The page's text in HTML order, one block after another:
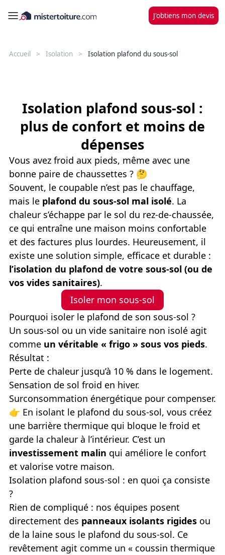
J'obtiens mon devis
Accueil Isolation Isolation plafond du sous-sol
Isolation plafond sous-sol :
plus de confort et moins de
dépenses
Vous avez froid aux pieds, même avec une
bonne paire de chaussettes ? 🤔
Souvent, le coupable n’est pas le chauffage,
mais le plafond du sous-sol mal isolé. La
chaleur s’échappe par le sol du rez-de-chaussée,
ce qui entraîne une maison moins confortable
et des factures plus lourdes. Heureusement, il
existe une solution simple, efficace et durable :
l’isolation du plafond de votre sous-sol (ou de
vos vides sanitaires).
Isoler mon sous-sol
Pourquoi isoler le plafond de son sous-sol ?
Un sous-sol ou un vide sanitaire non isolé agit
comme un véritable « frigo » sous vos pieds.
Résultat :
Perte de chaleur jusqu’à 10 % dans le logement.
Sensation de sol froid en hiver.
Surconsommation énergétique pour compenser.
👉 En isolant le plafond du sous-sol, vous créez
une barrière thermique qui bloque le froid et
garde la chaleur à l’intérieur. C’est un
investissement malin qui améliore le confort
et valorise votre maison.
Isolation plafond sous-sol : en quoi ça consiste
?
Rien de compliqué : nos équipes posent
directement des panneaux isolants rigides ou
de la laine sous le plafond du sous-sol. Ce
revêtement agit comme un « coussin thermique